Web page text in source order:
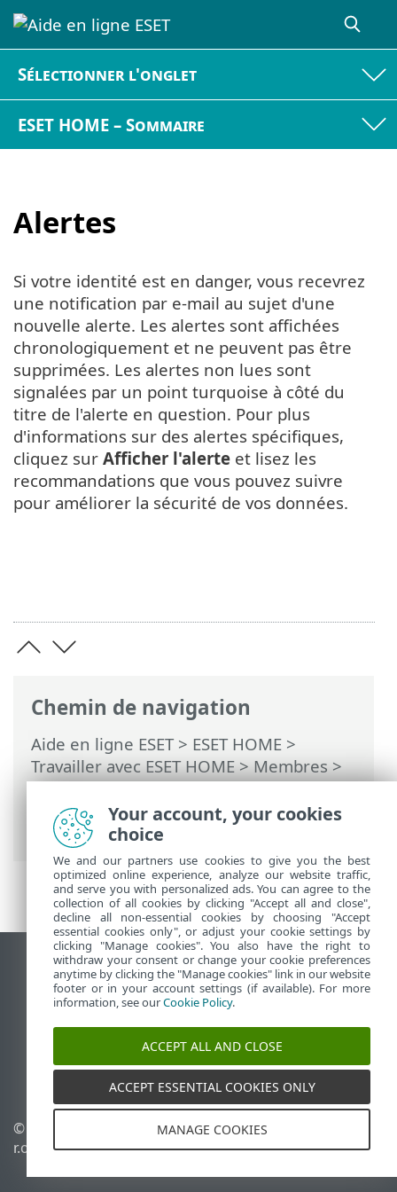
Sélectionner l'onglet
ESET HOME – Sommaire
Alertes
Chemin de navigation
Aide en ligne ESET> ESET HOME >
Travailler avec ESET HOME>Membres>
Fonctionnalités ESET attribuées à un
membre
>ESET Protection de l'identité>
Alertes
Si votre identité est en danger, vous recevrez
une notification par e-mail au sujet d'une
nouvelle alerte. Les alertes sont affichées
chronologiquement et ne peuvent pas être
supprimées. Les alertes non lues sont
signalées par un point turquoise à côté du
titre de l'alerte en question. Pour plus
d'informations sur des alertes spécifiques,
cliquez sur Afficher l'alerte et lisez les
recommandations que vous pouvez suivre
pour améliorer la sécurité de vos données.
Afficher le site des postes de travail
End of Life
Base de connaissances ESET
Forum ESET
ESET Status Portal
Support régional
© 1992 - 2026 ESET, spol. s
r.o. - Tous droits réservés.
Politique relative aux
Your account, your cookies
choice
We and our partners use cookies to give you the best
optimized online experience, analyze our website traffic,
and serve you with personalized ads. You can agree to the
collection of all cookies by clicking "Accept all and close",
decline all non-essential cookies by choosing "Accept
essential cookies only", or adjust your cookie settings by
clicking "Manage cookies". You also have the right to
withdraw your consent or change your cookie preferences
anytime by clicking the "Manage cookies" link in our website
footer or in your account settings (if available). For more
information, see ourCookie Policy.
ACCEPT ALL AND CLOSE
ACCEPT ESSENTIAL COOKIES ONLY
MANAGE COOKIES